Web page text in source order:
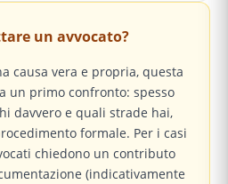
un avvocato?
causa vera e propria, questa
un primo confronto: spesso
davvero e quali strade hai,
formale. Per i casi
chiedono un contributo
(indicativamente